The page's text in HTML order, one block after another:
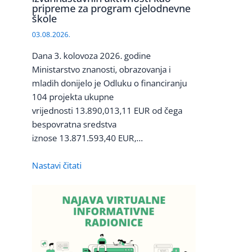
pripreme za program cjelodnevne
škole
03.08.2026.
Dana 3. kolovoza 2026. godine
Ministarstvo znanosti, obrazovanja i
mladih donijelo je Odluku o financiranju
104 projekta ukupne
vrijednosti 13.890,013,11 EUR od čega
bespovratna sredstva
iznose 13.871.593,40 EUR,…
Nastavi čitati